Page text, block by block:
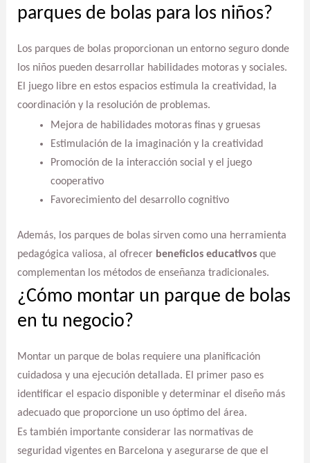
parques de bolas para los niños?
Los parques de bolas proporcionan un entorno seguro donde
los niños pueden desarrollar habilidades motoras y sociales.
El juego libre en estos espacios estimula la creatividad, la
coordinación y la resolución de problemas.
Mejora de habilidades motoras finas y gruesas
Estimulación de la imaginación y la creatividad
Promoción de la interacción social y el juego
cooperativo
Favorecimiento del desarrollo cognitivo
Además, los parques de bolas sirven como una herramienta
pedagógica valiosa, al ofrecer beneficios educativosque
complementan los métodos de enseñanza tradicionales.
¿Cómo montar un parque de bolas
en tu negocio?
Montar un parque de bolas requiere una planificación
cuidadosa y una ejecución detallada. El primer paso es
identificar el espacio disponible y determinar el diseño más
adecuado que proporcione un uso óptimo del área.
Es también importante considerar las normativas de
seguridad vigentes en Barcelona y asegurarse de que el